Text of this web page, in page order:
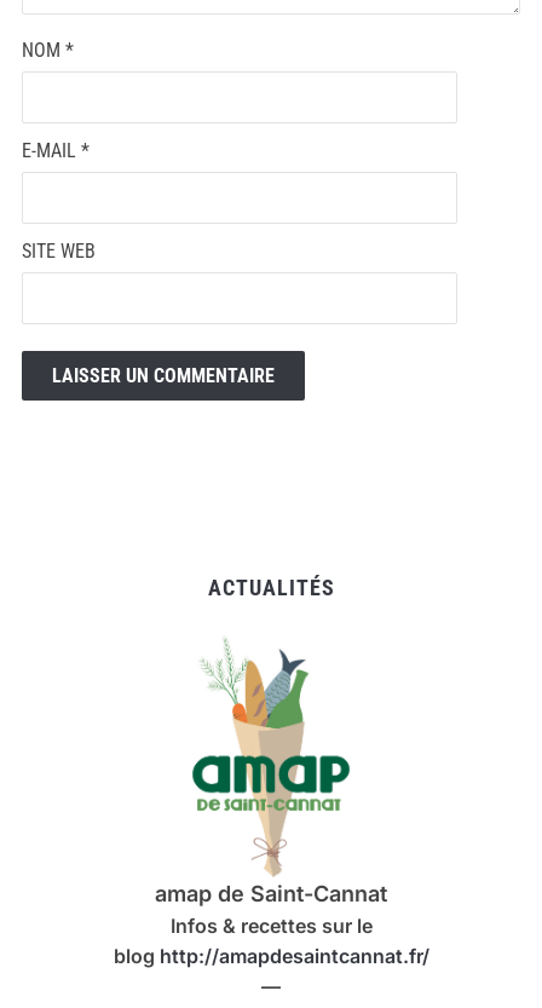
NOM *
E-MAIL *
SITE WEB
ACTUALITÉS
amap de Saint-Cannat
Infos & recettes sur le
blog http://amapdesaintcannat.fr/
—